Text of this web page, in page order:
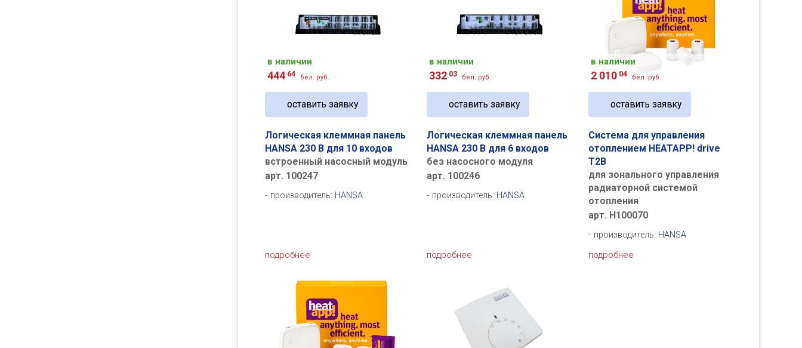
Логическая клеммная панель
HANSA 230 В для 10 входов
встроенный насосный модуль
арт. 100247
производитель: HANSA
подробнее
в наличии
444 64 бел. руб.
оставить заявку
Логическая клеммная панель
HANSA 230 В для 6 входов
без насосного модуля
арт. 100246
производитель: HANSA
подробнее
в наличии
332 03 бел. руб.
оставить заявку
Система для управления
отоплением HEATAPP! drive
T2B
для зонального управления
радиаторной системой
отопления
арт. H100070
производитель: HANSA
подробнее
в наличии
2 010 04 бел. руб.
оставить заявку